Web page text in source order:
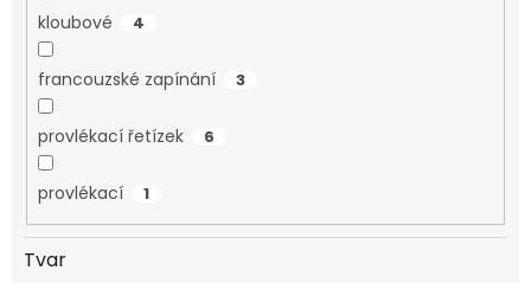
kloubové 4
francouzské zapínání 3
provlékací řetízek 6
provlékací 1
Tvar